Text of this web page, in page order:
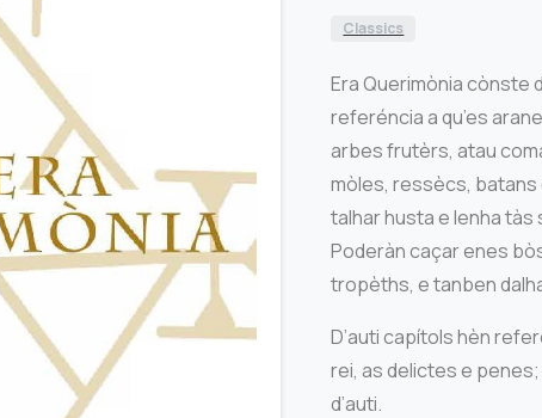
Classics
Era Querimònia cònste
referéncia a qu’es
arbes frutèrs, atau
mòles, ressècs, batans
talhar husta e lenha
Poderàn caçar enes
tropèths, e tanben
D’auti capítols hèn
rei, as delictes e
d’auti.